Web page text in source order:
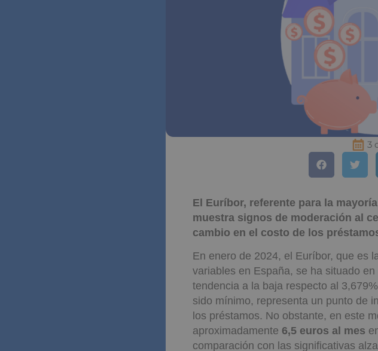
El Euríbor, referente para la
cambio en el costo de los
En enero de 2024, el Euríbor, que es
variables en España, se ha situado
tendencia a la baja respecto al
sido mínimo, representa un punto de
los préstamos. No obstante, en este